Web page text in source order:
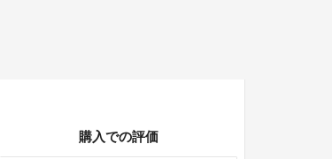
購入での評価